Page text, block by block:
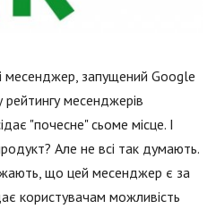
месенджер, запущений Google
рейтингу месенджерів
"почесне" сьоме місце. І
Але не всі так думають.
що цей месенджер є за
користувачам можливість